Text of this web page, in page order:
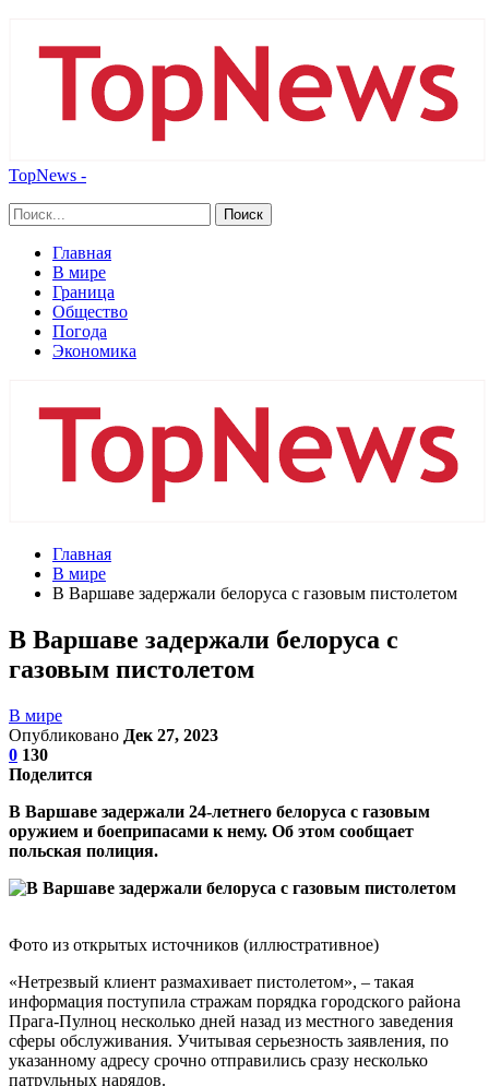
TopNews -
Главная
В мире
Граница
Общество
Погода
Экономика
Главная
В мире
В Варшаве задержали белоруса с газовым пистолетом
В Варшаве задержали белоруса с
газовым пистолетом
В мире
Опубликовано Дек 27, 2023
0 130
Поделится
В Варшаве задержали 24-летнего белоруса с газовым
оружием и боеприпасами к нему. Об этом сообщает
польская полиция.
Фото из открытых источников (иллюстративное)
«Нетрезвый клиент размахивает пистолетом», – такая
информация поступила стражам порядка городского района
Прага-Пулноц несколько дней назад из местного заведения
сферы обслуживания. Учитывая серьезность заявления, по
указанному адресу срочно отправились сразу несколько
патрульных нарядов.